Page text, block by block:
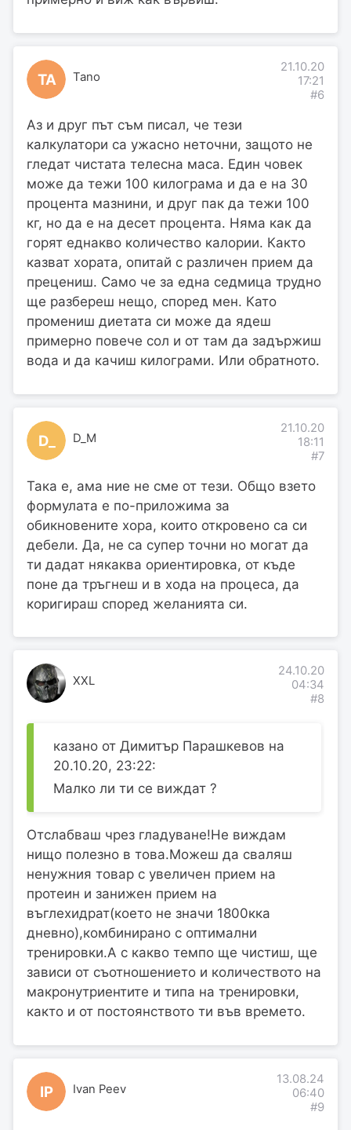
TA Tano
21.10.20
17:21
#6
Аз и друг път съм писал, че тези
калкулатори са ужасно неточни, защото не
гледат чистата телесна маса. Един човек
може да тежи 100 килограма и да е на 30
процента мазнини, и друг пак да тежи 100
кг, но да е на десет процента. Няма как да
горят еднакво количество калории. Както
казват хората, опитай с различен прием да
прецениш. Само че за една седмица трудно
ще разбереш нещо, според мен. Като
промениш диетата си може да ядеш
примерно повече сол и от там да задържиш
вода и да качиш килограми. Или обратното.
D_ D_M
21.10.20
18:11
#7
Така е, ама ние не сме от тези. Общо взето
формулата е по-приложима за
обикновените хора, които откровено са си
дебели. Да, не са супер точни но могат да
ти дадат някаква ориентировка, от къде
поне да тръгнеш и в хода на процеса, да
коригираш според желанията си.
XXL
24.10.20
04:34
#8
казано от Димитър Парашкевов на
20.10.20, 23:22:
Малко ли ти се виждат ?
Отслабваш чрез гладуване!Не виждам
нищо полезно в това.Можеш да сваляш
ненужния товар с увеличен прием на
протеин и занижен прием на
въглехидрат(което не значи 1800кка
дневно),комбинирано с оптимални
тренировки.А с какво темпо ще чистиш, ще
зависи от съотношението и количеството на
макронутриентите и типа на тренировки,
както и от постоянството ти във времето.
IP Ivan Peev
13.08.24
06:40
#9